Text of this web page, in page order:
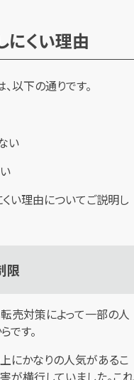
にくい理由
以下の通りです。
い
い理由についてご説明し
限
売対策によって一部の人
です。
にかなりの人気があるこ
が横行していました。これ